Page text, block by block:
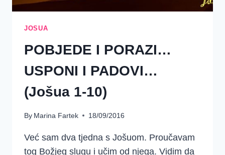
JOSUA
POBJEDE I PORAZI…
USPONI I PADOVI…
(Jošua 1-10)
By Marina Fartek 18/09/2016
Već sam dva tjedna s Jošuom. Proučavam
tog Božjeg slugu i učim od njega. Vidim da